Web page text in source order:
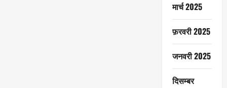
मार्च 2025
फ़रवरी 2025
जनवरी 2025
दिसम्बर